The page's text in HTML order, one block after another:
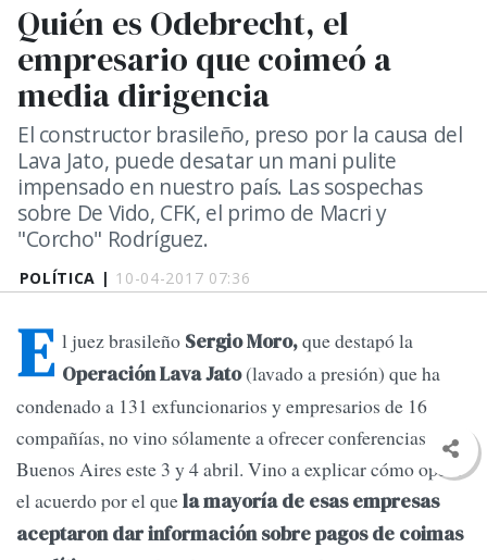
POLÍTICA | 10-04-2017 07:36
Quién es Odebrecht, el
empresario que coimeó a
media dirigencia
El constructor brasileño, preso por la causa del
Lava Jato, puede desatar un mani pulite
impensado en nuestro país. Las sospechas
sobre De Vido, CFK, el primo de Macri y
"Corcho" Rodríguez.
E l juez brasileño Sergio Moro,que destapó la
Operación Lava Jato(lavado a presión) que ha
condenado a 131 exfuncionarios y empresarios de 16
compañías, no vino sólamente a ofrecer conferencias en
Buenos Aires este 3 y 4 abril. Vino a explicar cómo operó
el acuerdo por el quela mayoría de esas empresas
aceptaron dar información sobre pagos de coimas